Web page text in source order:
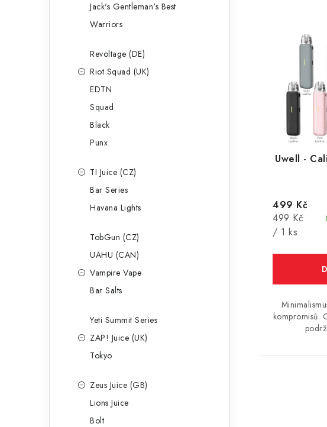
Jack's Gentleman's Best
Warriors
Revoltage (DE)
Riot Squad (UK)
EDTN
Squad
Black
Punx
TI Juice (CZ)
Bar Series
Havana Lights
TobGun (CZ)
UAHU (CAN)
Vampire Vape
Bar Salts
Yeti Summit Series
ZAP! Juice (UK)
Tokyo
Zeus Juice (GB)
Lions Juice
Bolt
Uwell -
499 Kč
Měrná
cena:
499 Kč
/ 1 ks
kompromisů.